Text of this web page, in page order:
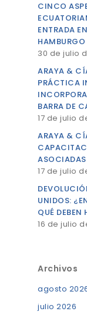
CINCO
ENTRADA
HAMBURGO
30 de julio
ARAYA &
PRÁCTICA
BARRA DE
17 de julio
ARAYA &
ASOCIADAS
17 de julio
UNIDOS:
QUÉ DEBEN
16 de julio
Archivos
agosto
julio 2026